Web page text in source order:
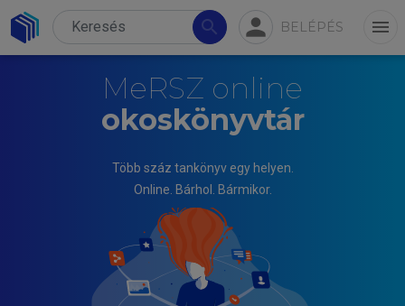
search person BELÉPÉS menu
MeRSZ online
okoskönyvtár
Több száz tankönyv egy helyen.
Online. Bárhol. Bármikor.